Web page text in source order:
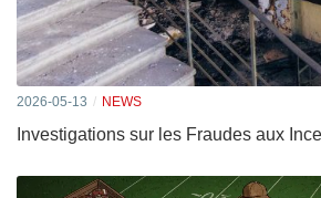
2026-05-13 NEWS
Investigations sur les Fraudes aux